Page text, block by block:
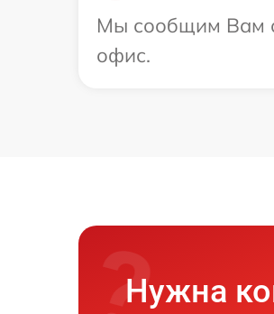
Мы сообщим Вам о
офис.
Нужна